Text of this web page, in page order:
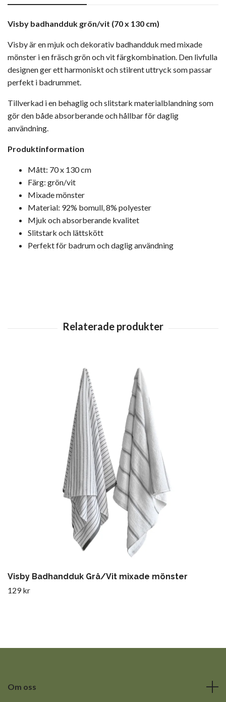
Visby badhandduk grön/vit (70 x 130 cm)
Visby är en mjuk och dekorativ badhandduk med mixade
mönster i en fräsch grön och vit färgkombination. Den livfulla
designen ger ett harmoniskt och stilrent uttryck som passar
perfekt i badrummet.
Tillverkad i en behaglig och slitstark materialblandning som
gör den både absorberande och hållbar för daglig
användning.
Produktinformation
Mått: 70 x 130 cm
Färg: grön/vit
Mixade mönster
Material: 92% bomull, 8% polyester
Mjuk och absorberande kvalitet
Slitstark och lättskött
Perfekt för badrum och daglig användning
Visby Badhandduk Grå/Vit mixade mönster
129 kr
Om oss